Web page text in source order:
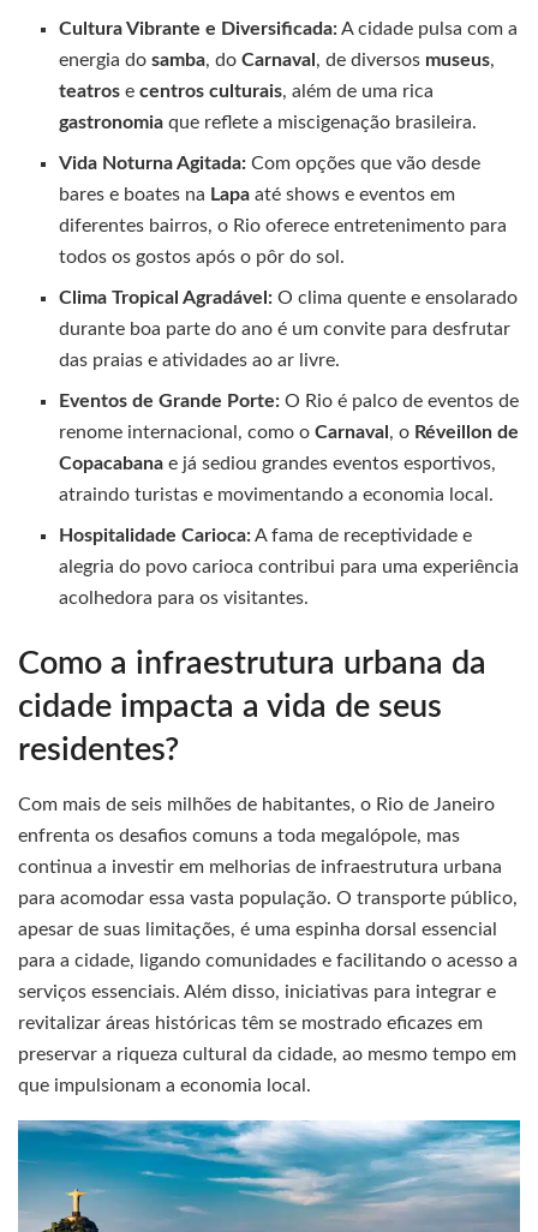
Cultura Vibrante e Diversificada:A cidade pulsa com a
energia dosamba, doCarnaval , de diversos museus,
teatros ecentros culturais, além de uma rica
gastronomia que reflete a miscigenação brasileira.
Vida Noturna Agitada: Com opções que vão desde
bares e boates na Lapa até shows e eventos em
diferentes bairros, o Rio oferece entretenimento para
todos os gostos após o pôr do sol.
Clima Tropical Agradável: O clima quente e ensolarado
durante boa parte do ano é um convite para desfrutar
das praias e atividades ao ar livre.
Eventos de Grande Porte: O Rio é palco de eventos de
renome internacional, como oCarnaval , o Réveillon de
Copacabana e já sediou grandes eventos esportivos,
atraindo turistas e movimentando a economia local.
Hospitalidade Carioca:A fama de receptividade e
alegria do povo carioca contribui para uma experiência
acolhedora para os visitantes.
Como a infraestrutura urbana da
cidade impacta a vida de seus
residentes?
Com mais de seis milhões de habitantes, o Rio de Janeiro
enfrenta os desafios comuns a toda megalópole, mas
continua a investir em melhorias de infraestrutura urbana
para acomodar essa vasta população. O transporte público,
apesar de suas limitações, é uma espinha dorsal essencial
para a cidade, ligando comunidades e facilitando o acesso a
serviços essenciais. Além disso, iniciativas para integrar e
revitalizar áreas históricas têm se mostrado eficazes em
preservar a riqueza cultural da cidade, ao mesmo tempo em
que impulsionam a economia local.